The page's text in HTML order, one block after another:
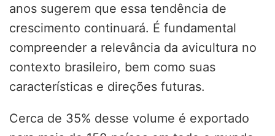
anos sugerem que essa tendência de
crescimento continuará. É fundamental
compreender a relevância da avicultura no
contexto brasileiro, bem como suas
características e direções futuras.
Cerca de 35% desse volume é exportado